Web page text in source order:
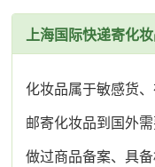
上海国际快递寄化
化妆品属于敏感货
邮寄化妆品到国外
做过商品备案、具